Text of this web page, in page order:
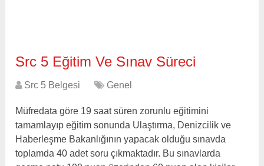
Src 5 Eğitim Ve Sınav Süreci
Src 5 Belgesi Genel
Müfredata göre 19 saat süren zorunlu eğitimini
tamamlayıp eğitim sonunda Ulaştırma, Denizcilik ve
Haberleşme Bakanlığının yapacak olduğu sınavda
toplamda 40 adet soru çıkmaktadır. Bu sınavlarda